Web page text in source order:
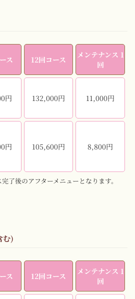
ス 12回コース
メンテナンス 1
回
円 132,000円 11,000円
円 105,600円 8,800円
了後のアフターメニューとなります。
む)
ス 12回コース
メンテナンス 1
回